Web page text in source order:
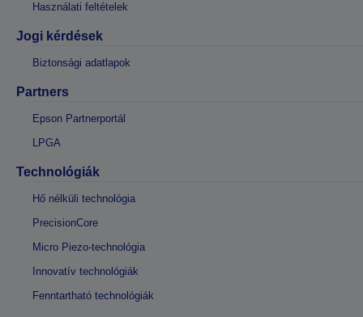
Használati feltételek
Jogi kérdések
Biztonsági adatlapok
Partners
Epson Partnerportál
LPGA
Technológiák
Hő nélküli technológia
PrecisionCore
Micro Piezo-technológia
Innovatív technológiák
Fenntartható technológiák